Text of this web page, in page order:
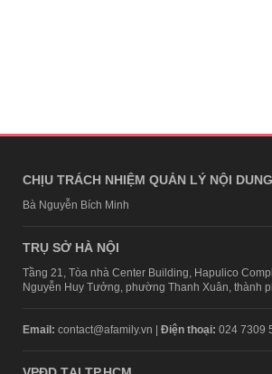
CHỊU TRÁCH NHIỆM QUẢN LÝ NỘI DUNG
Bà Nguyễn Bích Minh
TRỤ SỞ HÀ NỘI
Tầng 21, Tòa nhà Center Building, Hapulico
Nguyễn Huy Tưởng, phường Thanh Xuân, thành
Email: contact@afamily.vn | Điện thoại: 024 7309